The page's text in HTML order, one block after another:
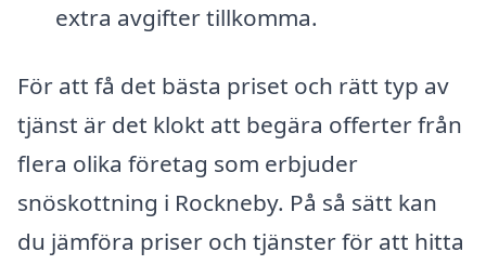
extra avgifter tillkomma.
För att få det bästa priset och rätt typ av
tjänst är det klokt att begära offerter från
flera olika företag som erbjuder
snöskottning i Rockneby. På så sätt kan
du jämföra priser och tjänster för att hitta